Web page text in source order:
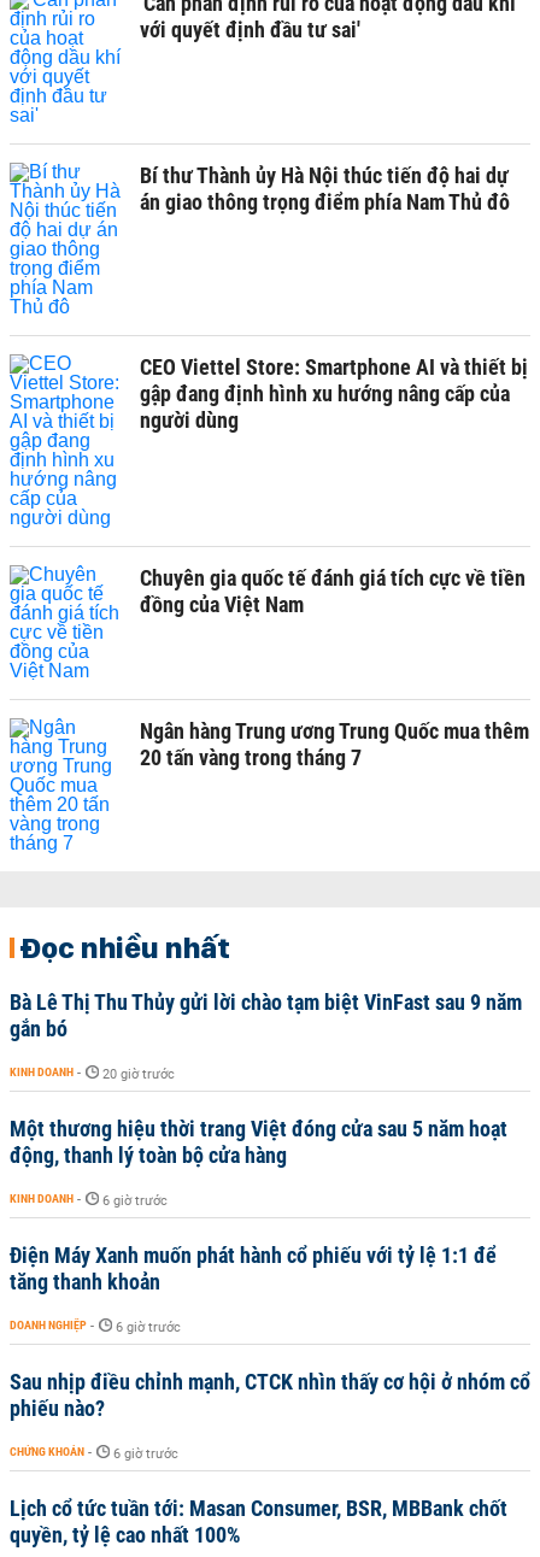
với quyết định đầu tư sai'
Bí thư Thành ủy Hà Nội thúc tiến độ hai dự
án giao thông trọng điểm phía Nam Thủ đô
CEO Viettel Store: Smartphone AI và thiết bị
gập đang định hình xu hướng nâng cấp của
người dùng
Chuyên gia quốc tế đánh giá tích cực về tiền
đồng của Việt Nam
Ngân hàng Trung ương Trung Quốc mua thêm
20 tấn vàng trong tháng 7
Đọc nhiều nhất
Bà Lê Thị Thu Thủy gửi lời chào tạm biệt VinFast sau 9 năm
gắn bó
KINH DOANH - 20 giờ trước
Một thương hiệu thời trang Việt đóng cửa sau 5 năm hoạt
động, thanh lý toàn bộ cửa hàng
KINH DOANH - 6 giờ trước
Điện Máy Xanh muốn phát hành cổ phiếu với tỷ lệ 1:1 để
tăng thanh khoản
DOANH NGHIỆP - 6 giờ trước
Sau nhịp điều chỉnh mạnh, CTCK nhìn thấy cơ hội ở nhóm cổ
phiếu nào?
CHỨNG KHOÁN - 6 giờ trước
Lịch cổ tức tuần tới: Masan Consumer, BSR, MBBank chốt
quyền, tỷ lệ cao nhất 100%